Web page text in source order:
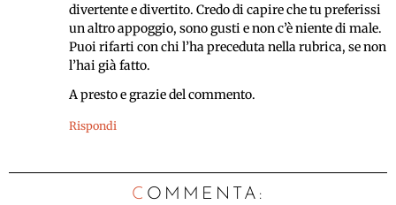
divertente e divertito. Credo di capire che tu preferissi
un altro appoggio, sono gusti e non c’è niente di male.
Puoi rifarti con chi l’ha preceduta nella rubrica, se non
l’hai già fatto.
A presto e grazie del commento.
Rispondi
C OMMENTA: